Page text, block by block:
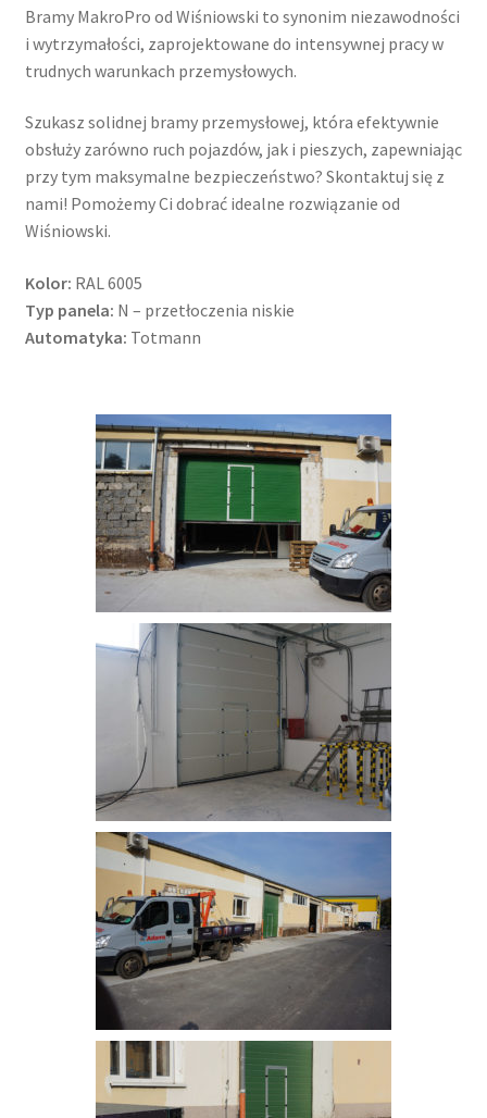
Bramy MakroPro od Wiśniowski to synonim niezawodności
i wytrzymałości, zaprojektowane do intensywnej pracy w
trudnych warunkach przemysłowych.
Szukasz solidnej bramy przemysłowej, która efektywnie
obsłuży zarówno ruch pojazdów, jak i pieszych, zapewniając
przy tym maksymalne bezpieczeństwo? Skontaktuj się z
nami! Pomożemy Ci dobrać idealne rozwiązanie od
Wiśniowski.
Kolor: RAL 6005
Typ panela: N – przetłoczenia niskie
Automatyka: Totmann